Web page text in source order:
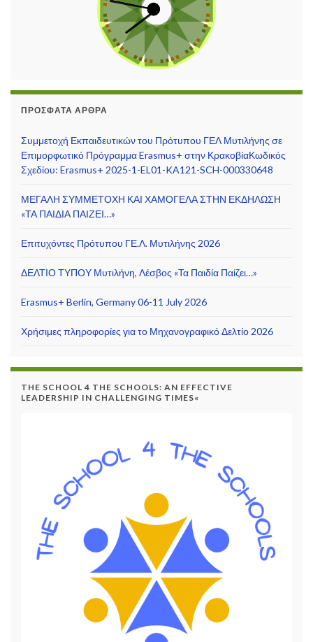
ΠΡΌΣΦΑΤΑ ΆΡΘΡΑ
Συμμετοχή Εκπαιδευτικών του Πρότυπου ΓΕΛ Μυτιλήνης σε
Επιμορφωτικό Πρόγραμμα Erasmus+ στην ΚρακοβίαΚωδικός
Σχεδίου: Erasmus+ 2025-1-EL01-KA121-SCH-000330648
ΜΕΓΑΛΗ ΣΥΜΜΕΤΟΧΗ ΚΑΙ ΧΑΜΟΓΕΛΑ ΣΤΗΝ ΕΚΔΗΛΩΣΗ
«ΤΑ ΠΑΙΔΙΑ ΠΑΙΖΕΙ…»
Επιτυχόντες Πρότυπου ΓΕ.Λ. Μυτιλήνης 2026
ΔΕΛΤΙΟ ΤΥΠΟΥ Μυτιλήνη, Λέσβος «Τα Παιδία Παίζει…»
Erasmus+ Berlin, Germany 06-11 July 2026
Χρήσιμες πληροφορίες για το Μηχανογραφικό Δελτίο 2026
THE SCHOOL 4 THE SCHOOLS: AN EFFECTIVE
LEADERSHIP IN CHALLENGING TIMES«